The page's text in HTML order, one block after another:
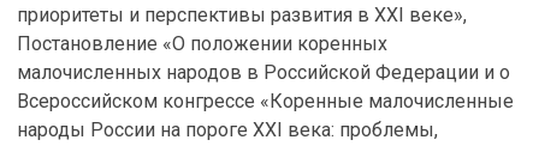
приоритеты и перспективы развития в XXI веке»,
Постановление «О положении коренных
малочисленных народов в Российской Федерации и о
Всероссийском конгрессе «Коренные малочисленные
народы России на пороге XXI века: проблемы,